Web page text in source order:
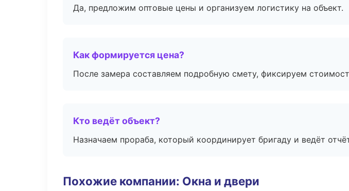
Да, предложим оптовые цены и организуем логистику на объект.
Как формируется цена?
После замера составляем подробную смету, фиксируем
Кто ведёт объект?
Назначаем прораба, который координирует бригаду и ведёт
Похожие компании: Окна и двери